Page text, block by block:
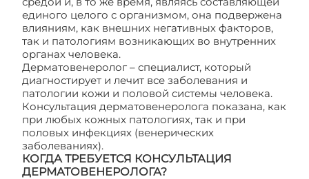
единого целого с организмом, она подвержена
влияниям, как внешних негативных факторов,
так и патологиям возникающих во внутренних
органах человека.
Дерматовенеролог – специалист, который
диагностирует и лечит все заболевания и
патологии кожи и половой системы человека.
Консультация дерматовенеролога показана, как
при любых кожных патологиях, так и при
половых инфекциях (венерических
заболеваниях).
КОГДА ТРЕБУЕТСЯ КОНСУЛЬТАЦИЯ
ДЕРМАТОВЕНЕРОЛОГА?